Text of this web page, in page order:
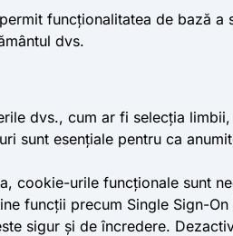
funcționalitatea de bază
dvs.
dvs., cum ar fi selecția
sunt esențiale pentru ca
cookie-urile funcționale sunt
funcții precum Single Sign-
sigur și de încredere.